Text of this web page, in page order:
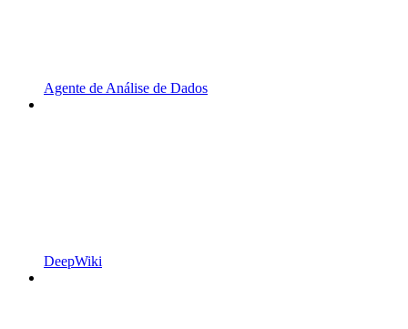
Agente de Análise de Dados
DeepWiki